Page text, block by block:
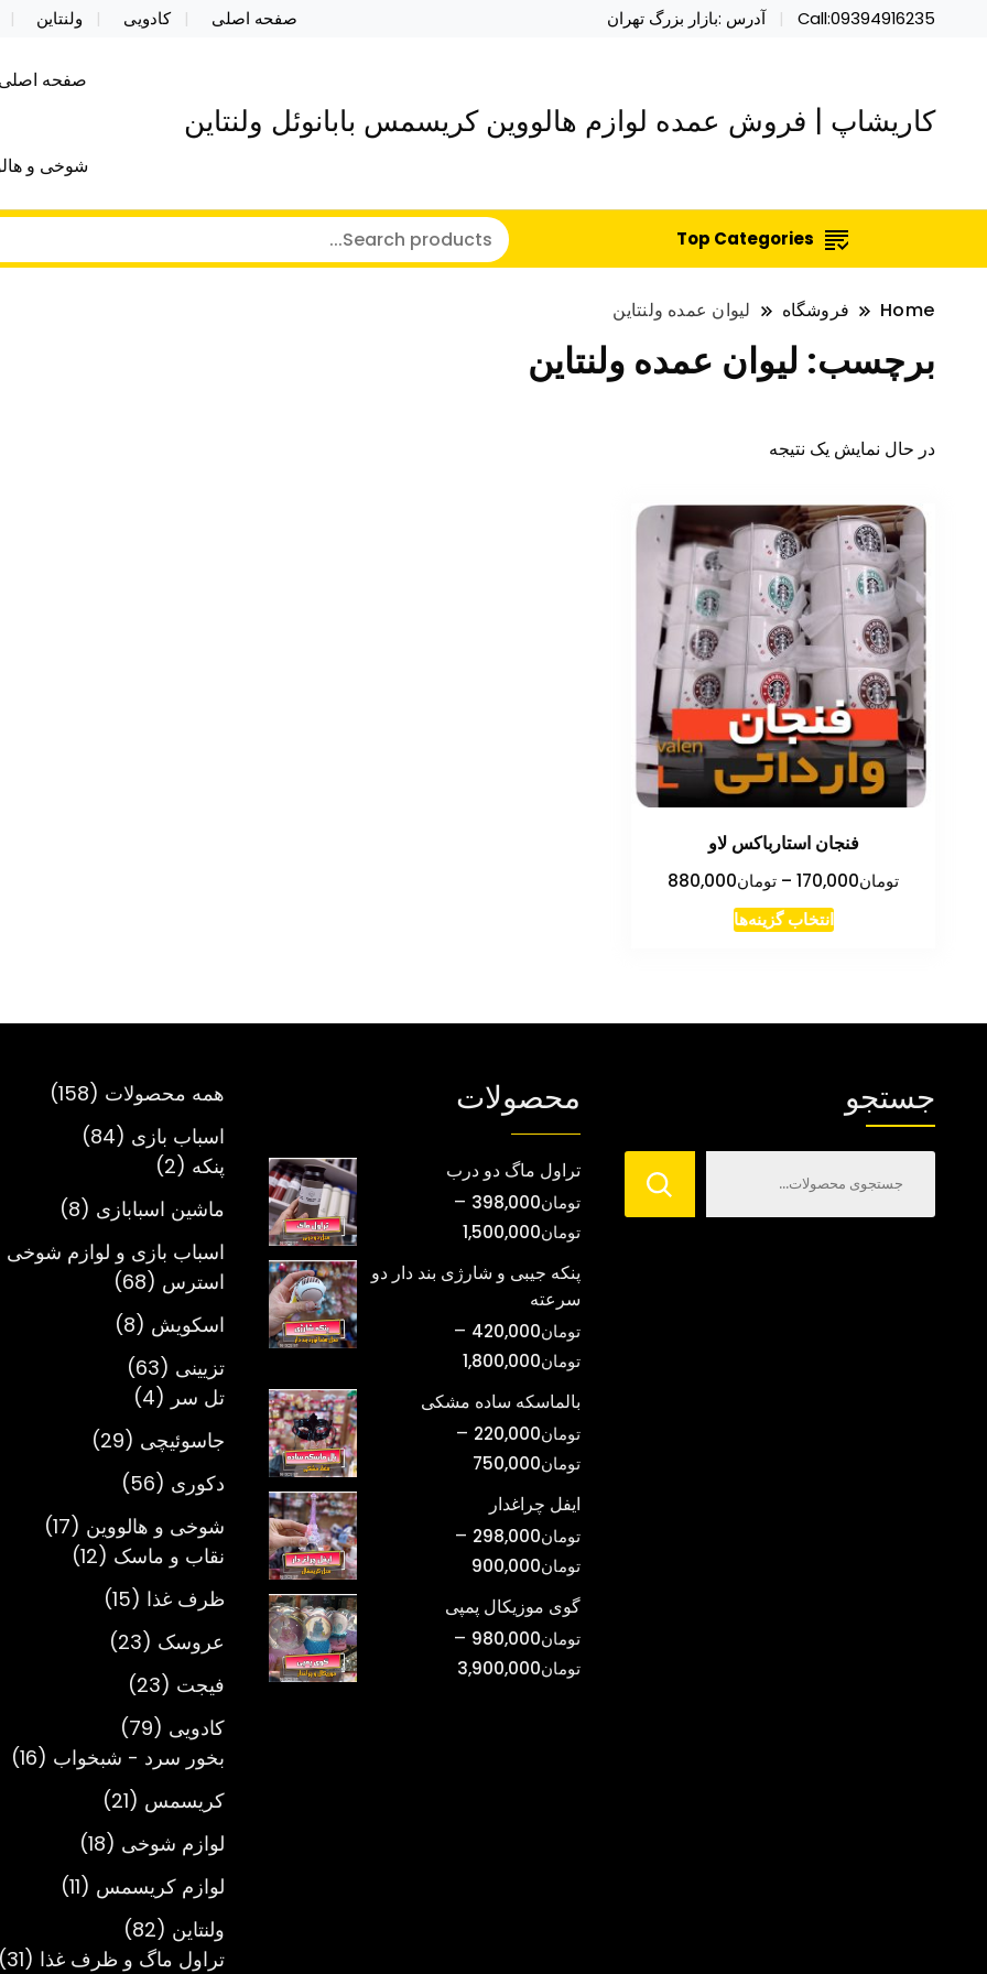
Call:09394916235 آدرس :بازار بزرگ تهران صفحه اصلی کادویی ولنتاین
کاریشاپ | فروش عمده لوازم هالووین کریسمس بابانوئل ولنتاین
صفحه
شوخی و
Top Categories
Home فروشگاه لیوان عمده ولنتاین
برچسب: لیوان عمده ولنتاین
در حال نمایش یک نتیجه
فنجان استارباکس لاو
تومان170,000
– تومان880,000محدوده
انتخاب گزینه‌هااین
ها
است
جستجو محصولات
تراول ماگ دو درب
تومان398,000
–
تومان1,500,000محدوده
تومان398,000
تومان1,500,000
پنکه جیبی و شارژی بند دار دو
سرعته
تومان420,000
–
تومان1,800,000محدوده
قیمت:
تومان420,000
بالماسکه ساده مشکی
تومان220,000
–
تومان750,000
تومان220,000
تومان750,000
ایفل چراغدار
تومان298,000
–
تومان900,000
تومان298,000
تومان900,000
گوی موزیکال پمپی
تومان980,000
–
تومان3,900,000
همه محصولات 158
158
اسباب بازی 84
84
پنکه 2
2
محصول
ماشین اسبابازی 8
8
اسباب بازی و لوازم
استرس
68
68
محصول
اسکویش 8
8
تزیینی 63
63
محصول
تل سر 4
4
محصول
جاسوئیچی 29
29
دکوری 56
56
محصول
شوخی و هالووین 17
17
نقاب و ماسک 12
12
ظرف غذا 15
15
محصول
عروسک 23
23
فیجت 23
23
محصول
کادویی 79
79
محصول
بخور سرد - شبخواب 16
16
کریسمس 21
21
محصول
لوازم شوخی 18
18
محصول
لوازم کریسمس 11
11
ولنتاین 82
82
محصول
تراول ماگ و ظرف غذا 31